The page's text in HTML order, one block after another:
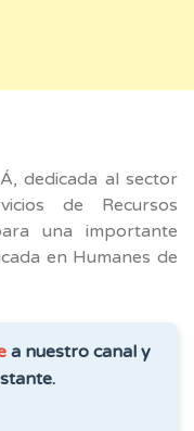
dedicada al sector
de Recursos
una importante
en Humanes de
a nuestro canal y